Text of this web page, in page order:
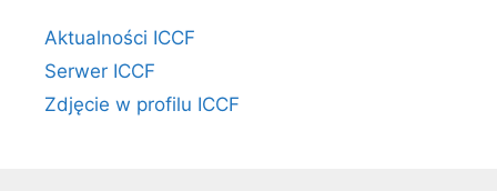
Aktualności ICCF
Serwer ICCF
Zdjęcie w profilu ICCF